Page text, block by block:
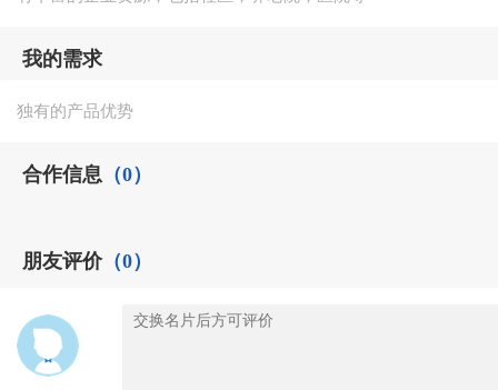
我的需求
独有的产品优势
合作信息 （0）
朋友评价（0）